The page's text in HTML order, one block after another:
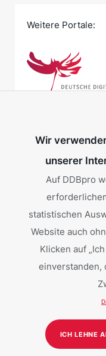
Wir
unserer
Auf DDBpro
statistischen
Website auch
Klicken auf
einverstanden,
ICH LEHNE
Daten liefern
Weitere Portale:
Gefördert von: